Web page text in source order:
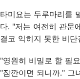
타미요는 두루마리를
다. "저는 여전히 관문
결코 익히지 못한 비
"영원히 비밀로 할 필
"잠깐이면 되니까." 그